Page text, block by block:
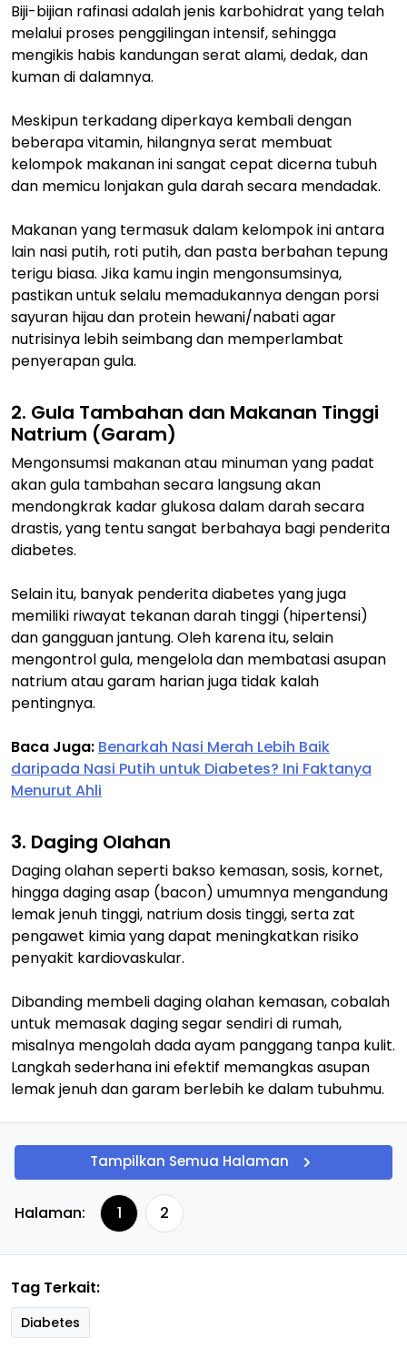
Biji-bijian rafinasi adalah jenis karbohidrat yang telah
melalui proses penggilingan intensif, sehingga
mengikis habis kandungan serat alami, dedak, dan
kuman di dalamnya.
Meskipun terkadang diperkaya kembali dengan
beberapa vitamin, hilangnya serat membuat
kelompok makanan ini sangat cepat dicerna tubuh
dan memicu lonjakan gula darah secara mendadak.
Makanan yang termasuk dalam kelompok ini antara
lain nasi putih, roti putih, dan pasta berbahan tepung
terigu biasa. Jika kamuingin mengonsumsinya,
pastikan untuk selalu memadukannya dengan porsi
sayuran hijau dan protein hewani/nabati agar
nutrisinya lebih seimbang dan memperlambat
penyerapan gula.
2. Gula Tambahan dan Makanan Tinggi
Natrium (Garam)
Mengonsumsi makanan atau minuman yang padat
akan gula tambahan secara langsung akan
mendongkrak kadar glukosa dalam darah secara
drastis, yang tentu sangat berbahaya bagi penderita
diabetes.
Selain itu, banyak penderita diabetes yang juga
memiliki riwayat tekanan darah tinggi (hipertensi)
dan gangguan jantung. Oleh karena itu, selain
mengontrol gula, mengelola dan membatasi asupan
natrium atau garam harian juga tidak kalah
pentingnya.
Baca Juga: Benarkah Nasi Merah Lebih Baik
daripada Nasi Putih untuk Diabetes? Ini Faktanya
Menurut Ahli
3. Daging Olahan
Daging olahan seperti bakso kemasan, sosis, kornet,
hingga daging asap (bacon) umumnya mengandung
lemak jenuh tinggi, natrium dosis tinggi, serta zat
pengawet kimia yang dapat meningkatkan risiko
penyakit kardiovaskular.
Dibanding membeli daging olahan kemasan, cobalah
untuk memasak daging segar sendiri di rumah,
misalnya mengolah dada ayam panggang tanpa kulit.
Langkah sederhana ini efektif memangkas asupan
lemak jenuh dan garam berlebih ke dalam tubuhmu.
Tampilkan Semua Halaman
Halaman: 1 2
Tag Terkait:
Diabetes